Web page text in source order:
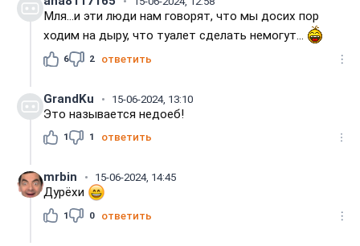
Мля...и эти люди нам говорят, что мы досих пор
ходим на дыру, что туалет сделать немогут...
6 2 ответить
GrandKu 15-06-2024, 13:10
Это называется недоеб!
1 1 ответить
mrbin 15-06-2024, 14:45
Дурёхи
1 0 ответить